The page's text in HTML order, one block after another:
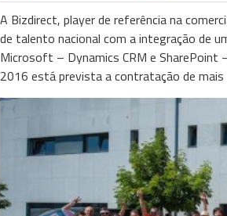
A Bizdirect, player de referência na
de talento nacional com a integração de
Microsoft – Dynamics CRM e SharePoint
2016 está prevista a contratação de